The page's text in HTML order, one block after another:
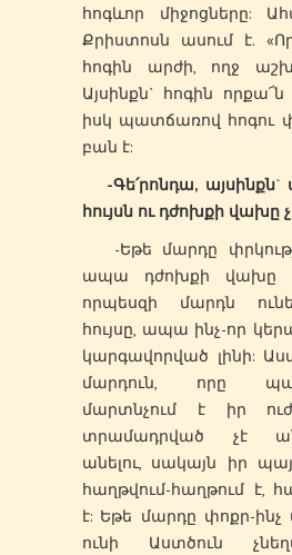
հոգևոր միջոցները:
Քրիստոսն ասում է.
հոգին արժի, ողջ
Այսինքն` հոգին
իսկ պատճառով հոգու
բան է:
-Գե՛րոնդա, այսինքն`
հույսն ու դժոխքի վախը
-Եթե մարդը
ապա դժոխքի վախը
որպեսզի մարդն
հույսը, ապա ինչ-որ
կարգավորված լինի:
մարդուն, որը
մարտնչում է իր
տրամադրված չէ
անելու, սակայն իր
հաղթվում-հաղթում է,
է: Եթե մարդը փոքր-ինչ
ունի Աստծուն